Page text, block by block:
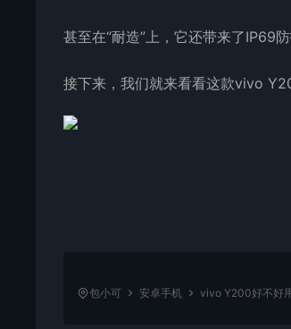
甚至在“耐造”上，它还带来了IP69
接下来，我们就来看看这款vivo
包小可 安卓手机 vivo Y200好不好